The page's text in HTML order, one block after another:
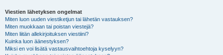
Viestien lähetyksen ongelmat
Miten luon uuden viestiketjun tai lähetän vastauksen?
Miten muokkaan tai poistan viestejä?
Miten liitän allekirjoituksen viestiini?
Kuinka luon äänestyksen?
Miksi en voi lisätä vastausvaihtoehtoja kyselyyn?